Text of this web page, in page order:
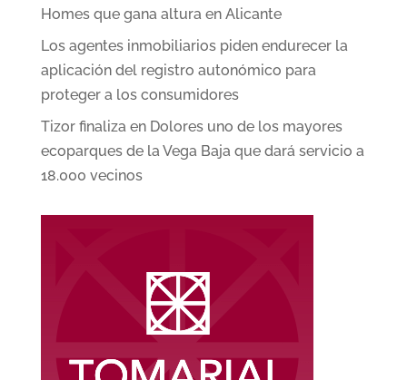
Homes que gana altura en Alicante
Los agentes inmobiliarios piden endurecer la
aplicación del registro autonómico para
proteger a los consumidores
Tizor finaliza en Dolores uno de los mayores
ecoparques de la Vega Baja que dará servicio a
18.000 vecinos